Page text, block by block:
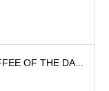
OF THE DA...